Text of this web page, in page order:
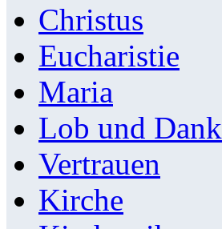
Christus
Eucharistie
Maria
Lob und Dank
Vertrauen
Kirche